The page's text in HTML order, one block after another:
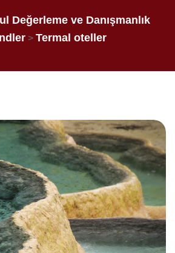
Değerleme ve Danışmanlık
> Termal oteller